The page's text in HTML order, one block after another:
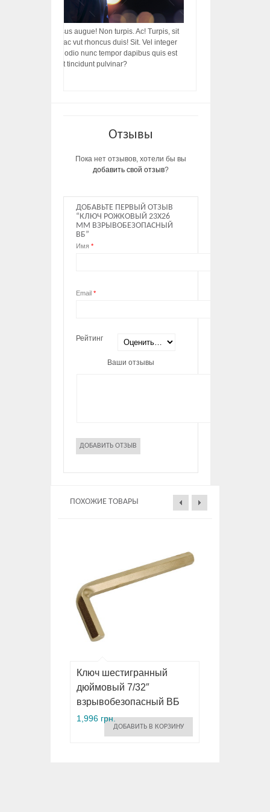
integer! Risus augue! Non turpis. Ac! Turpis, sit
rhoncus porttitor ac vut rhoncus duis! Sit. Vel integer
ut diam porttitor odio nunc tempor dapibus quis est
dictumst, vel amet tincidunt pulvinar?
Отзывы
Пока нет отзывов, хотели бы вы
добавить свой отзыв?
ДОБАВЬТЕ ПЕРВЫЙ ОТЗЫВ
“КЛЮЧ РОЖКОВЫЙ 23Х26
ММ ВЗРЫВОБЕЗОПАСНЫЙ
ВБ”
Имя *
Email *
Рейтинг
Ваши отзывы
ПОХОЖИЕ ТОВАРЫ
Ключ шестигранный
дюймовый 7/32″
взрывобезопасный ВБ
1,996 грн.
ДОБАВИТЬ В КОРЗИНУ